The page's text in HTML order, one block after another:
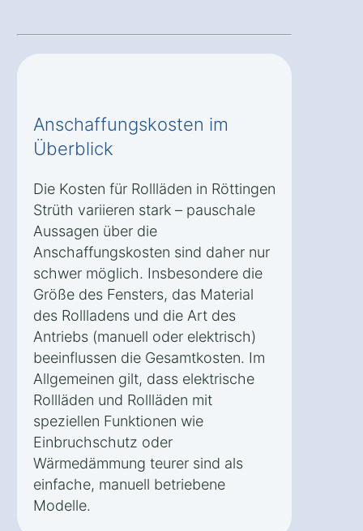
Anschaffungskosten im
Überblick
Die Kosten für Rollläden in Röttingen
Strüth variieren stark – pauschale
Aussagen über die
Anschaffungskosten sind daher nur
schwer möglich. Insbesondere die
Größe des Fensters, das Material
des Rollladens und die Art des
Antriebs (manuell oder elektrisch)
beeinflussen die Gesamtkosten. Im
Allgemeinen gilt, dass elektrische
Rollläden und Rollläden mit
speziellen Funktionen wie
Einbruchschutz oder
Wärmedämmung teurer sind als
einfache, manuell betriebene
Modelle.